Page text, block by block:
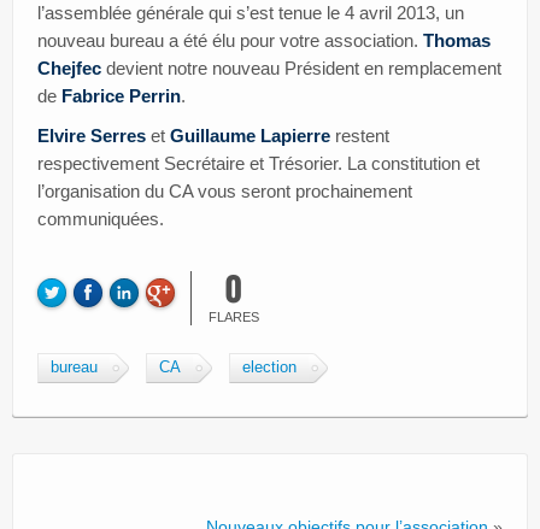
l’assemblée générale qui s’est tenue le 4 avril 2013, un
nouveau bureau a été élu pour votre association. Thomas
Chejfec devient notre nouveau Président en remplacement
de Fabrice Perrin.
Elvire Serres et Guillaume Lapierre restent
respectivement Secrétaire et Trésorier. La constitution et
l’organisation du CA vous seront prochainement
communiquées.
0
FLARES
bureau CA election